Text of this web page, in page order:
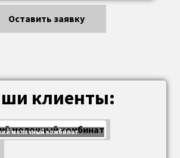
Оставить заявку
клиенты:
молочный комбинат